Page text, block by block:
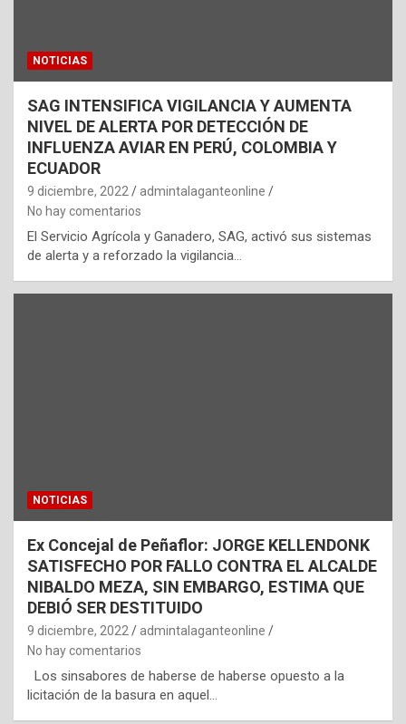
NOTICIAS
SAG INTENSIFICA VIGILANCIA Y AUMENTA
NIVEL DE ALERTA POR DETECCIÓN DE
INFLUENZA AVIAR EN PERÚ, COLOMBIA Y
ECUADOR
9 diciembre, 2022
admintalaganteonline
No hay comentarios
El Servicio Agrícola y Ganadero, SAG, activó sus sistemas
de alerta y a reforzado la vigilancia…
NOTICIAS
Ex Concejal de Peñaflor: JORGE KELLENDONK
SATISFECHO POR FALLO CONTRA EL ALCALDE
NIBALDO MEZA, SIN EMBARGO, ESTIMA QUE
DEBIÓ SER DESTITUIDO
9 diciembre, 2022
admintalaganteonline
No hay comentarios
Los sinsabores de haberse de haberse opuesto a la
licitación de la basura en aquel…